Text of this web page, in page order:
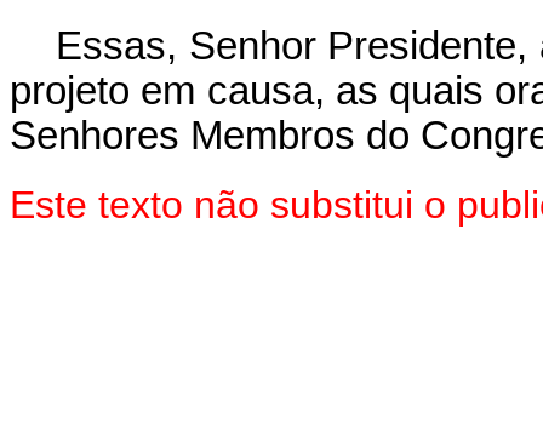
Essas, Senhor
projeto em causa, as quais
Senhores Membros do
Este texto não substitui o